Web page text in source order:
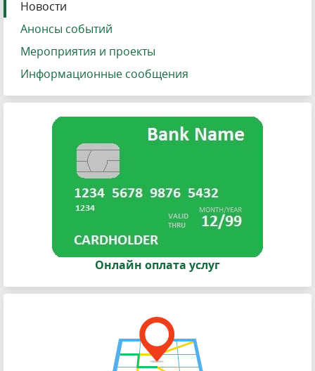
Новости
Анонсы событий
Мероприятия и проекты
Информационные сообщения
Онлайн оплата услуг